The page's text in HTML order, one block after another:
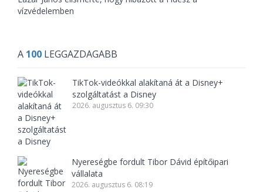
vízvédelemben
A 100 LEGGAZDAGABB
TikTok-videókkal alakítaná át a Disney+
szolgáltatást a Disney
2026. augusztus 6. 09:30
Nyereségbe fordult Tibor Dávid építőipari
vállalata
2026. augusztus 6. 08:19